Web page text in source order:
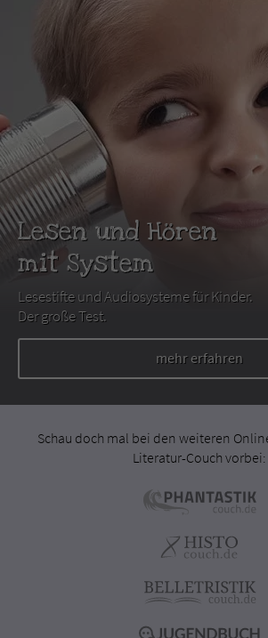
Lesen und Hören
mit System
Lesestifte und Audiosysteme für Kinder.
Der große Test.
mehr erfahren
Schau doch mal bei den weiteren
Literatur-Couch vorbei: